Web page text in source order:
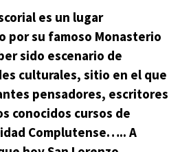
es un lugar
por su famoso Monasterio
sido escenario de
culturales, sitio en el que
pensadores, escritores
conocidos cursos de
Complutense….. A